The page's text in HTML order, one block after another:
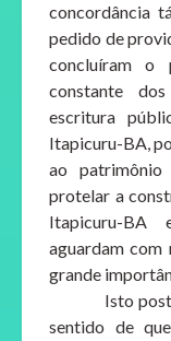
concordância
pedido de
concluíram o
constante
escritura
Itapicuru-BA,
ao
protelar a
Itapicuru-BA
aguardam
grande
Isto posto, o
sentido de